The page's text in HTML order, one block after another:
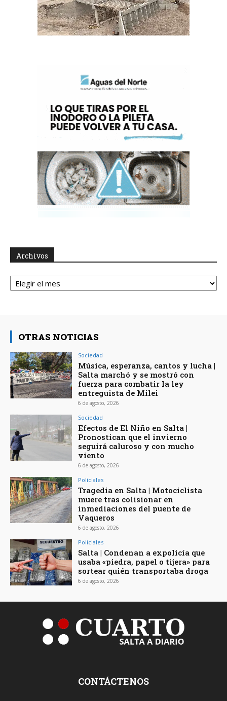
Archivos
Archivos
OTRAS NOTICIAS
Sociedad
Música, esperanza, cantos y lucha |
Salta marchó y se mostró con
fuerza para combatir la ley
entreguista de Milei
6 de agosto, 2026
Sociedad
Efectos de El Niño en Salta |
Pronostican que el invierno
seguirá caluroso y con mucho
viento
6 de agosto, 2026
Policiales
Tragedia en Salta | Motociclista
muere tras colisionar en
inmediaciones del puente de
Vaqueros
6 de agosto, 2026
Policiales
Salta | Condenan a expolicía que
usaba «piedra, papel o tijera» para
sortear quién transportaba droga
6 de agosto, 2026
CONTÁCTENOS